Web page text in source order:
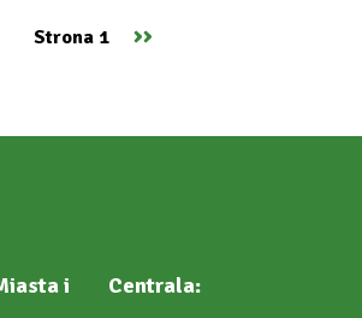
Strona 1
Następna
››
i
Centrala: